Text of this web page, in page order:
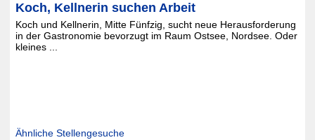
Koch, Kellnerin suchen Arbeit
Koch und Kellnerin, Mitte Fünfzig, sucht neue Herausforderung
in der Gastronomie bevorzugt im Raum Ostsee, Nordsee. Oder
kleines ...
Ähnliche Stellengesuche